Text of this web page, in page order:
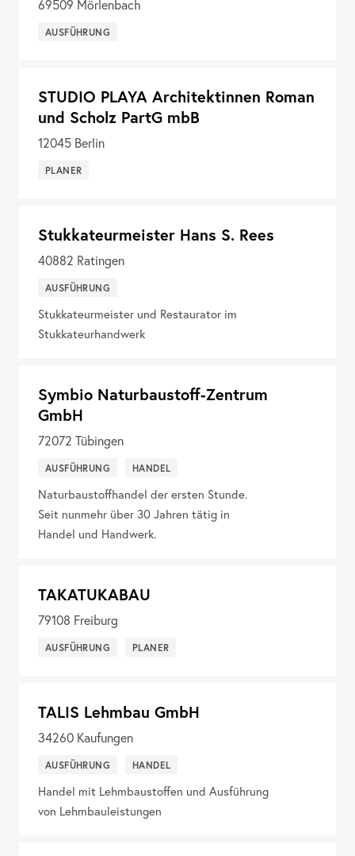
69509 Mörlenbach
AUSFÜHRUNG
STUDIO PLAYA Architektinnen Roman
und Scholz PartG mbB
12045 Berlin
PLANER
Stukkateurmeister Hans S. Rees
40882 Ratingen
AUSFÜHRUNG
Stukkateurmeister und Restaurator im
Stukkateurhandwerk
Symbio Naturbaustoff-Zentrum
GmbH
72072 Tübingen
AUSFÜHRUNG HANDEL
Naturbaustoffhandel der ersten Stunde.
Seit nunmehr über 30 Jahren tätig in
Handel und Handwerk.
TAKATUKABAU
79108 Freiburg
AUSFÜHRUNG PLANER
TALIS Lehmbau GmbH
34260 Kaufungen
AUSFÜHRUNG HANDEL
Handel mit Lehmbaustoffen und Ausführung
von Lehmbauleistungen